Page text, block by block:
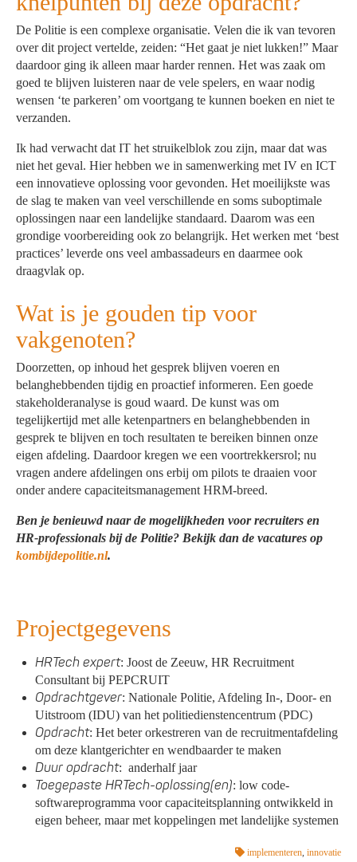
De Politie is een complexe organisatie. Velen die ik van tevoren
over dit project vertelde, zeiden: “Het gaat je niet lukken!” Maar
daardoor ging ik alleen maar harder rennen. Het was zaak om
goed te blijven luisteren naar de vele spelers, en waar nodig
wensen ‘te parkeren’ om voortgang te kunnen boeken en niet te
verzanden.
Ik had verwacht dat IT het struikelblok zou zijn, maar dat was
niet het geval. Hier hebben we in samenwerking met IV en ICT
een innovatieve oplossing voor gevonden. Het moeilijkste was
de slag te maken van veel verschillende en soms suboptimale
oplossingen naar een landelijke standaard. Daarom was een
grondige voorbereiding ook zo belangrijk. Het werken met ‘best
practices’ leverde ons veel ambassadeurs en daarmee ook
draagvlak op.
Wat is je gouden tip voor
vakgenoten?
Doorzetten, op inhoud het gesprek blijven voeren en
belanghebbenden tijdig en proactief informeren. Een goede
stakeholderanalyse is goud waard. De kunst was om
tegelijkertijd met alle ketenpartners en belanghebbenden in
gesprek te blijven en toch resultaten te bereiken binnen onze
eigen afdeling. Daardoor kregen we een voortrekkersrol; nu
vragen andere afdelingen ons erbij om pilots te draaien voor
onder andere capaciteitsmanagement HRM-breed.
Ben je benieuwd naar de mogelijkheden voor recruiters en
HR-professionals bij de Politie? Bekijk dan de vacatures op
kombijdepolitie.nl.
Projectgegevens
HRTech expert: Joost de Zeeuw, HR Recruitment
Consultant bij PEPCRUIT
Opdrachtgever: Nationale Politie, Afdeling In-, Door- en
Uitstroom (IDU) van het politiedienstencentrum (PDC)
Opdracht: Het beter orkestreren van de recruitmentafdeling
om deze klantgerichter en wendbaarder te maken
Duur opdracht: anderhalf jaar
Toegepaste HRTech-oplossing(en): low code-
softwareprogramma voor capaciteitsplanning ontwikkeld in
eigen beheer, maar met koppelingen met landelijke systemen
implementeren, innovatie